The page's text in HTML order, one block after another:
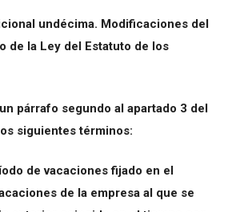
undécima. Modificaciones del
de la Ley del Estatuto de los
párrafo segundo al apartado 3 del
siguientes términos:
de vacaciones fijado en el
de la empresa al que se